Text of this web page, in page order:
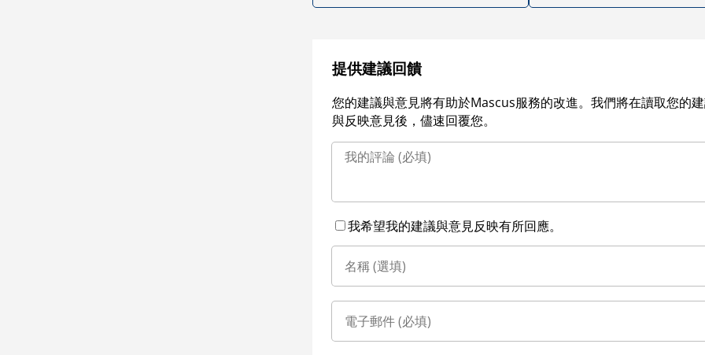
提供建議回饋
您的建議與意見將有助於Mascus服務的改進。我們將在讀取您的
與反映意見後，儘速回覆您。
我希望我的建議與意見反映有所回應。